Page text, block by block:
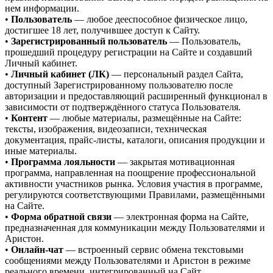
нем информации.
• Пользователь — любое дееспособное физическое лицо,
достигшее 18 лет, получившее доступ к Сайту.
• Зарегистрированный пользователь — Пользователь,
прошедший процедуру регистрации на Сайте и создавший
Личный кабинет.
• Личный кабинет (ЛК) — персональный раздел Сайта,
доступный Зарегистрированному пользователю после
авторизации и предоставляющий расширенный функционал в
зависимости от подтверждённого статуса Пользователя.
• Контент — любые материалы, размещённые на Сайте:
тексты, изображения, видеозаписи, техническая
документация, прайс-листы, каталоги, описания продукции и
иные материалы.
• Программа лояльности — закрытая мотивационная
программа, направленная на поощрение профессиональной
активности участников рынка. Условия участия в программе,
регулируются соответствующими Правилами, размещёнными
на Сайте.
• Форма обратной связи — электронная форма на Сайте,
предназначенная для коммуникации между Пользователями и
Аристон.
• Онлайн-чат — встроенный сервис обмена текстовыми
сообщениями между Пользователями и Аристон в режиме